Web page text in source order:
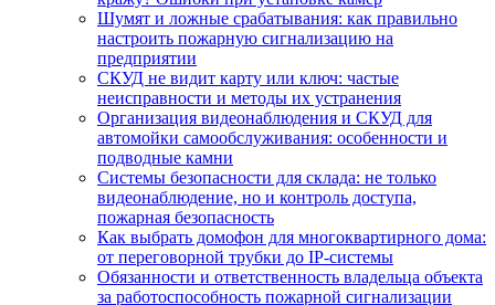
Шумят и ложные срабатывания: как правильно
настроить пожарную сигнализацию на
предприятии
СКУД не видит карту или ключ: частые
неисправности и методы их устранения
Организация видеонаблюдения и СКУД для
автомойки самообслуживания: особенности и
подводные камни
Системы безопасности для склада: не только
видеонаблюдение, но и контроль доступа,
пожарная безопасность
Как выбрать домофон для многоквартирного дома:
от переговорной трубки до IP-системы
Обязанности и ответственность владельца объекта
за работоспособность пожарной сигнализации